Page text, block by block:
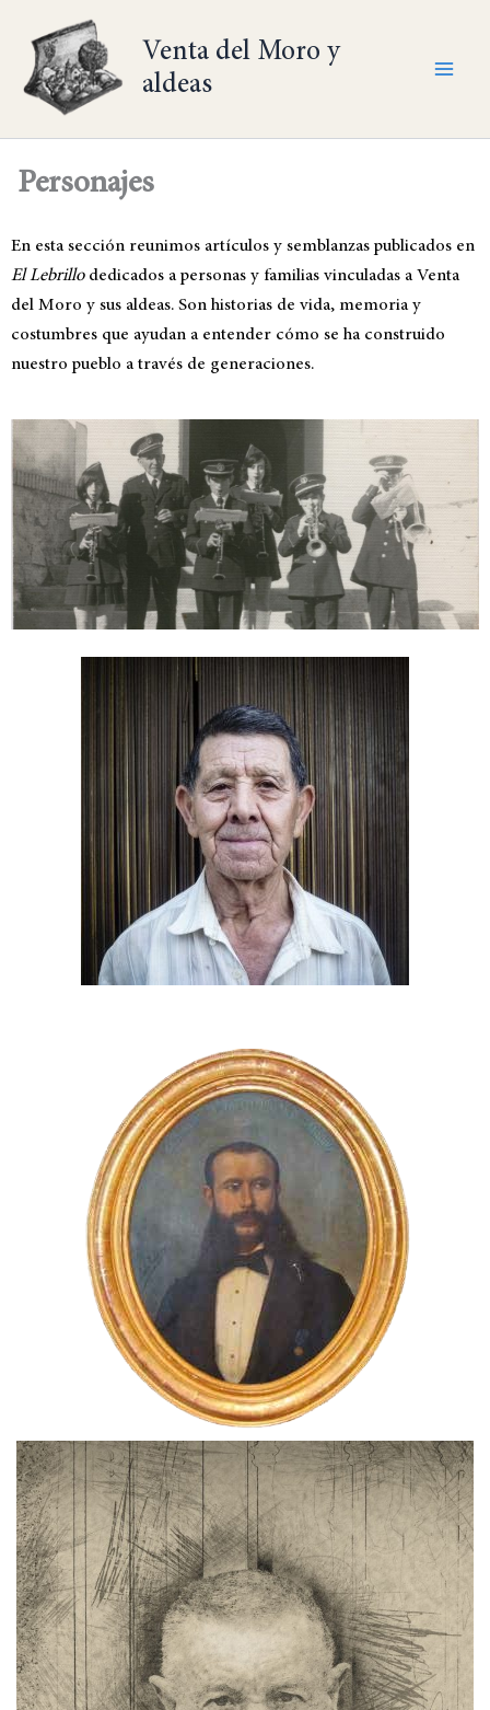
contenido
Venta del Moro y
aldeas
Personajes
En esta sección reunimos artículos y semblanzas publicados en
El Lebrillodedicados a personas y familias vinculadas a Venta
del Moro y sus aldeas. Son historias de vida, memoria y
costumbres que ayudan a entender cómo se ha construido
nuestro pueblo a través de generaciones.